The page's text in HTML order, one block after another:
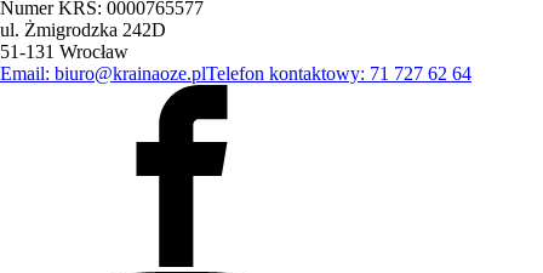
Numer KRS: 0000765577
ul. Żmigrodzka 242D
51-131 Wrocław
Email: biuro@krainaoze.plTelefon kontaktowy: 71 727 62 64